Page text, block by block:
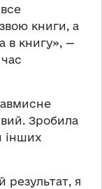
книги, а
в книгу», —
Зробила
інших
я